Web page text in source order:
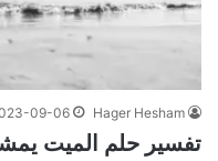
Hager Hesham
09-06
تفسير حلم الميت